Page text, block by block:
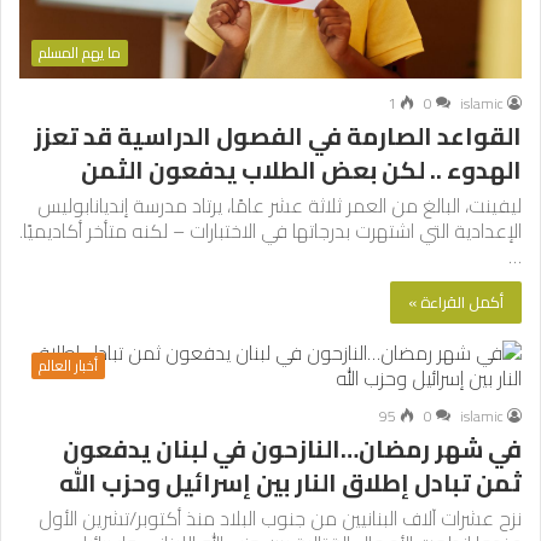
ما يهم المسلم
islamic
0
1
القواعد الصارمة في الفصول الدراسية قد تعزز
الهدوء .. لكن بعض الطلاب يدفعون الثمن
ليفينت، البالغ من العمر ثلاثة عشر عامًا، يرتاد مدرسة إنديانابوليس
الإعدادية التي اشتهرت بدرجاتها في الاختبارات – لكنه متأخر أكاديميًا.
…
أكمل القراءة »
أخبار العالم
islamic
0
95
في شهر رمضان…النازحون في لبنان يدفعون
ثمن تبادل إطلاق النار بين إسرائيل وحزب الله
نزح عشرات آلاف البنانيين من جنوب البلاد منذ أكتوبر/تشرين الأول